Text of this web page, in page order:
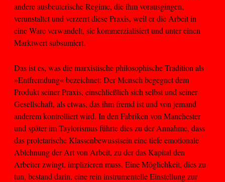
andere ausbeuterische Regime, die ihm vorausgingen,
verunstaltet und verzerrt diese Praxis, weil er die Arbeit in
eine Ware verwandelt, sie kommerzialisiert und unter einen
Marktwert subsumiert.
Das ist es, was die marxistische philosophische Tradition als
»Entfremdung« bezeichnet: Der Mensch begegnet dem
Produkt seiner Praxis, einschließlich sich selbst und seiner
Gesellschaft, als etwas, das ihm fremd ist und von jemand
anderem kontrolliert wird. In den Fabriken von Manchester
und später im Taylorismus führte dies zu der Annahme, dass
das proletarische Klassenbewusstsein eine tiefe emotionale
Ablehnung der Art von Arbeit, zu der das Kapital den
Arbeiter zwingt, implizieren muss. Eine Möglichkeit, dies zu
tun, bestand darin, eine rein instrumentelle Einstellung zur